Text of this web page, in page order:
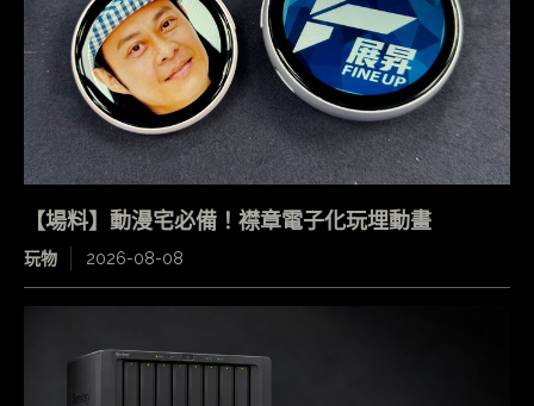
【場料】動漫宅必備！襟章電子化玩埋動畫
玩物 2026-08-08